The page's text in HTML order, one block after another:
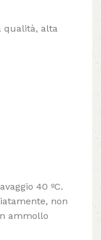
qualità, alta
40 ºC.
non
ammollo